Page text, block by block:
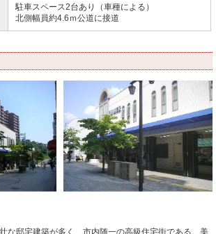
駐車スペース2台あり（車種による）
北側幅員約4.6ｍ公道に接道
な邸宅建築が多く、市内随一の高級住宅街である。美